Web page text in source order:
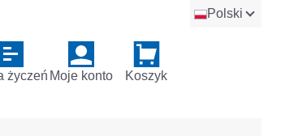
Polski
życzeń Moje konto Koszyk